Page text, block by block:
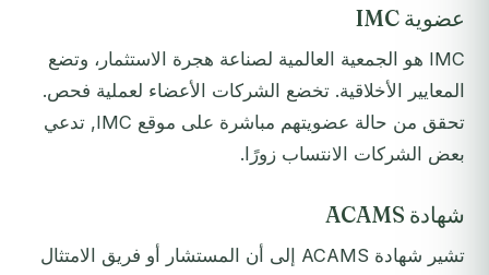
عضوية IMC
IMC هو الجمعية العالمية لصناعة هجرة الاستثمار، وتضع
المعايير الأخلاقية. تخضع الشركات الأعضاء لعملية فحص.
تحقق من حالة عضويتهم مباشرة على موقع IMC, تدعي
بعض الشركات الانتساب زورًا.
شهادة ACAMS
تشير شهادة ACAMS إلى أن المستشار أو فريق الامتثال